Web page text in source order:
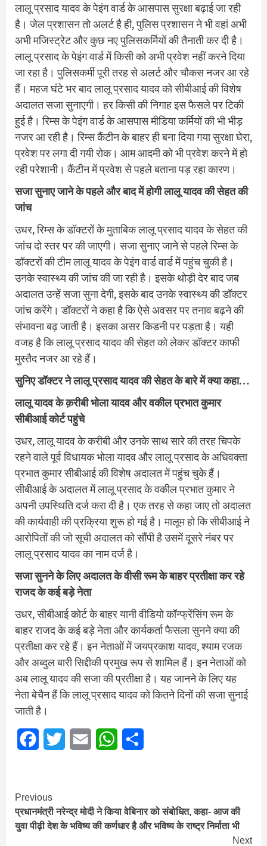
लालू प्रसाद यादव के पेइंग वार्ड के आसपास सुरक्षा बढ़ाई जा रही
है। जेल प्रशासन तो अलर्ट है ही, पुलिस प्रशासन ने भी वहां अभी
अभी मजिस्ट्रेट और कुछ नए पुलिसकर्मियों की तैनाती कर दी है।
लालू प्रसाद के पेइंग वार्ड में किसी को अभी प्रवेश नहीं करने दिया
जा रहा है। पुलिसकर्मी पूरी तरह से अलर्ट और चौकस नजर आ रहे
हैं। महज घंटे भर बाद लालू प्रसाद यादव को सीबीआई की विशेष
अदालत सजा सुनाएगी। हर किसी की निगाह इस फैसले पर टिकी
हुई है। रिम्स के पेइंग वार्ड के आसपास मीडिया कर्मियों की भी भीड़
नजर आ रही है। रिम्स कैंटीन के बाहर ही बना दिया गया सुरक्षा घेरा,
प्रवेश पर लगा दी गयी रोक। आम आदमी को भी प्रवेश करने में हो
रही परेशानी। कैंटीन में प्रवेश से पहले बताना पड़ रहा कारण।
सजा सुनाए जाने के पहले और बाद में होगी लालू यादव की सेहत की
जांच
उधर, रिम्स के डॉक्टरों के मुताबिक लालू प्रसाद यादव के सेहत की
जांच दो स्तर पर की जाएगी। सजा सुनाए जाने से पहले रिम्स के
डॉक्टरों की टीम लालू यादव के पेइंग वार्ड वार्ड में पहुंच चुकी है।
उनके स्वास्थ्य की जांच की जा रही है। इसके थोड़ी देर बाद जब
अदालत उन्हें सजा सुना देगी, इसके बाद उनके स्वास्थ्य की डॉक्टर
जांच करेंगे। डॉक्टरों ने कहा है कि ऐसे अवसर पर तनाव बढ़ने की
संभावना बढ़ जाती है। इसका असर किडनी पर पड़ता है। यही
वजह है कि लालू प्रसाद यादव की सेहत को लेकर डॉक्टर काफी
मुस्तैद नजर आ रहे हैं।
सुनिए डॉक्टर ने लालू प्रसाद यादव की सेहत के बारे में क्या कहा…
लालू यादव के क़रीबी भोला यादव और वकील प्रभात कुमार
सीबीआई कोर्ट पहुंचे
उधर, लालू यादव के करीबी और उनके साथ सारे की तरह चिपके
रहने वाले पूर्व विधायक भोला यादव और लालू प्रसाद के अधिवक्ता
प्रभात कुमार सीबीआई की विशेष अदालत में पहुंच चुके हैं।
सीबीआई के अदालत में लालू प्रसाद के वकील प्रभात कुमार ने
अपनी उपस्थिति दर्ज करा दी है। एक तरह से कहा जाए तो अदालत
की कार्यवाही की प्रक्रिया शुरू हो गई है। मालूम हो कि सीबीआई ने
आरोपितों की जो सूची अदालत को सौंपी है उसमें दूसरे नंबर पर
लालू प्रसाद यादव का नाम दर्ज है।
सजा सुनने के लिए अदालत के वीसी रूम के बाहर प्रतीक्षा कर रहे
राजद के कई बड़े नेता
उधर, सीबीआई कोर्ट के बाहर यानी वीडियो कॉन्फ्रेंसिंग रूम के
बाहर राजद के कई बड़े नेता और कार्यकर्ता फैसला सुनने क्या की
प्रतीक्षा कर रहे हैं। इन नेताओं में जयप्रकाश यादव, श्याम रजक
और अब्दुल बारी सिद्दीकी प्रमुख रूप से शामिल हैं। इन नेताओं को
अब लालू यादव की सजा की प्रतीक्षा है। यह जानने के लिए यह
नेता बेचैन हैं कि लालू प्रसाद यादव को कितने दिनों की सजा सुनाई
जाती है।
FacebookTwitter Email WhatsApp
Continue
Reading
Previous
प्रधानमंत्री नरेन्द्र मोदी ने किया वेबिनार को संबोधित, कहा- आज की
युवा पीढ़ी देश के भविष्य की कर्णधार है और भविष्य के राष्ट्र निर्माता भी
Next